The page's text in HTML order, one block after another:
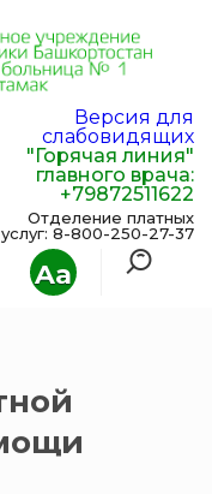
Aa
Версия для
слабовидящих
"Горячая линия"
главного врача:
+79872511622
Отделение платных
услуг: 8-800-250-27-37